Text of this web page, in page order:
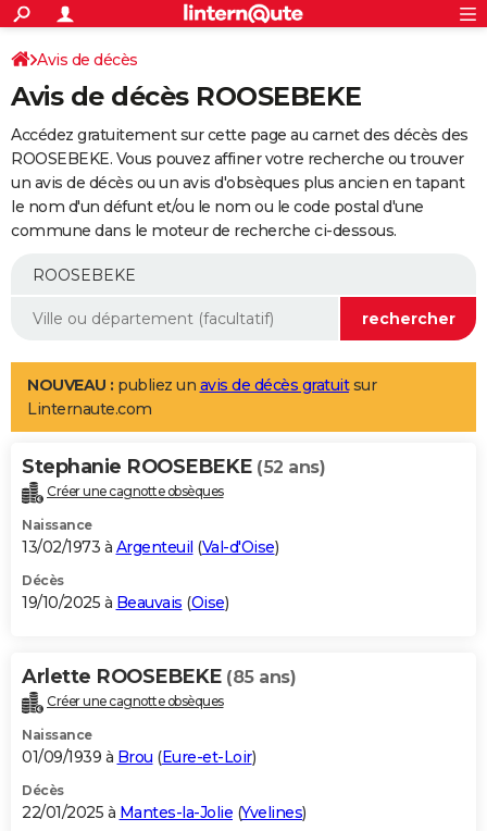
ACTUALITÉS
Politique
Société
Faits Divers
Education
Monde
Villes
+
SPORT
Coupe du monde 2026
Football
Tennis
Cyclisme
Rugby
Forum
Programme TV
TNT
Streaming
Cinéma
Sorties cinéma
Musique
+
FINANCE
Impôts
Immobilier
Risques naturels par ville
Banque
Assurance
Crédit
AUTO
Essais
Réserver un essai
Citadines
Berlines
SUV
Forum auto
+
Mobiles
Meilleur smartphone
Internet
Ordinateurs
Jeux vidéo
Guide high-tech
Aménagement intérieur
LIFESTYLE
Art de vivre
Bien-être
Loisirs
Mode
Modes de vie
Alimentation
Guide de la santé
Maladies
Médicaments
Sommeil
VOYAGE
Destinations
City break
Voyage nature
Voyage de noces
Forum
Climat
+PHOTO
GUIDES D'ACHAT
BONS PLANS
Carte de Noël
Carte Bonne année
Carte Saint-Valentin
Carte Pâques
Carte d'anniversaire
DICTIONNAIRE
Dictionnaire
Biographies
Citations
Expressions
Proverbes
PROGRAMME TV
S'inscrire
Se connecter
Lycées
Collèges
Primaires
Universités
Entreprises
Service militaire
Avis de recherche
AVIS DE DÉCÈS
Avis de décès
Avis de décès ROOSEBEKE
Accédez gratuitement sur cette page au carnet des décès des
ROOSEBEKE. Vous pouvez affiner votre recherche ou trouver
un avis de décès ou un avis d'obsèques plus ancien en tapant
le nom d'un défunt et/ou le nom ou le code postal d'une
commune dans le moteur de recherche ci-dessous.
NOUVEAU : publiez un avis de décès gratuitsur
Linternaute.com
Stephanie ROOSEBEKE (52 ans)
Créer une cagnotte obsèques
Naissance
13/02/1973 à Argenteuil (Val-d'Oise)
Décès
19/10/2025 à Beauvais (Oise)
Arlette ROOSEBEKE (85 ans)
Créer une cagnotte obsèques
Naissance
01/09/1939 à Brou (Eure-et-Loir)
Décès
22/01/2025 à Mantes-la-Jolie (Yvelines)